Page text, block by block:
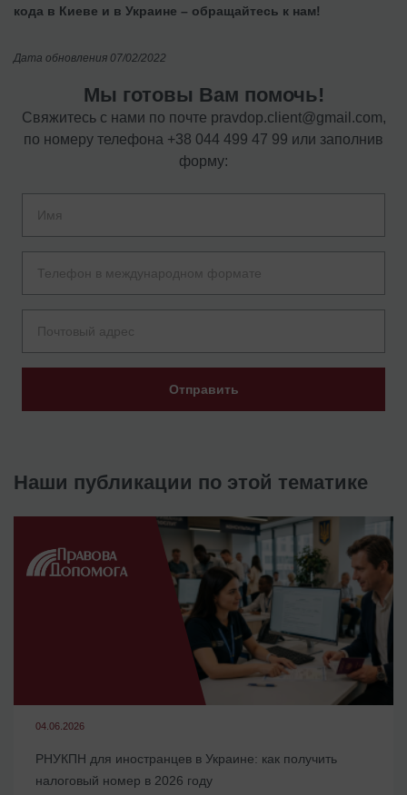
кода в Киеве и в Украине – обращайтесь к нам!
Дата обновления 07/02/2022
Мы готовы Вам помочь!
Свяжитесь с нами по почте pravdop.client@gmail.com,
по номеру телефона +38 044 499 47 99 или заполнив
форму:
Отправить
Наши публикации по этой тематике
04.06.2026
РНУКПН для иностранцев в Украине: как получить
налоговый номер в 2026 году